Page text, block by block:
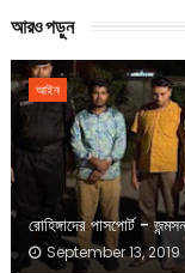
আরও পড়ুন
আইন
রোহিঙ্গাদের পাসপোর্ট -
September 13, 2019